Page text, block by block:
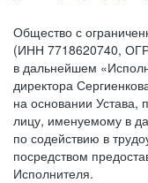
Общество с
(ИНН 7718620740,
в дальнейшем
директора
на основании Устава,
лицу, именуемому в
по содействию в
посредством
Исполнителя.